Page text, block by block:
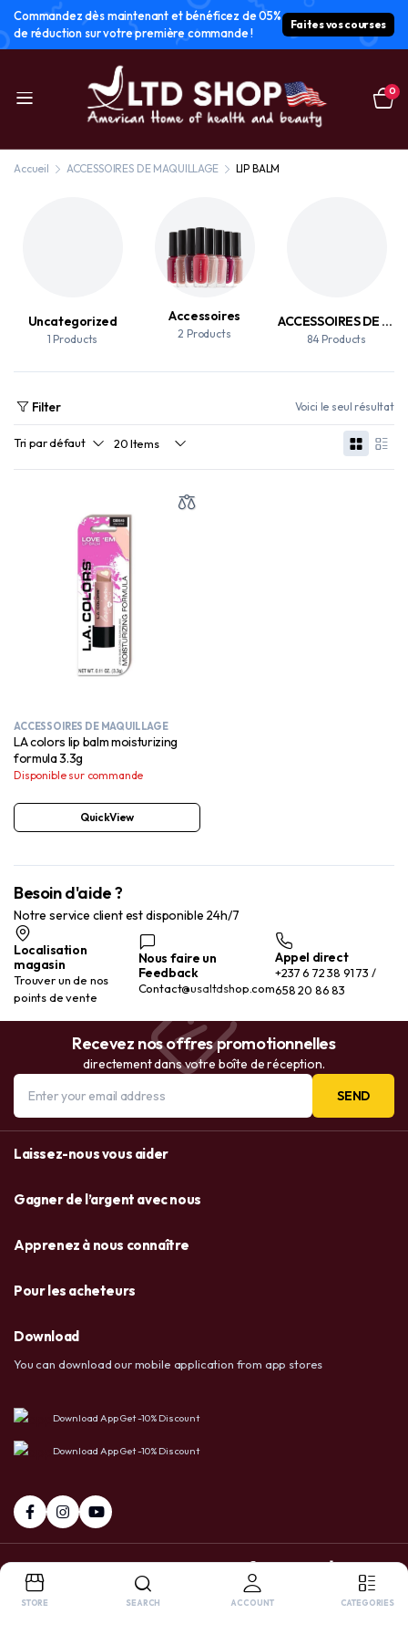
Commandez dès maintenant et bénéficez de 05%
de réduction sur votre première commande !
Faites vos courses
0
Accueil ACCESSOIRES DE MAQUILLAGE LIP BALM
Uncategorized
1 Products
Accessoires
2 Products
ACCESSOIRES DE MAQUILLAGE
84 Products
Filter Voici le seul résultat
ACCESSOIRES DE MAQUILLAGE
LA colors lip balm moisturizing
formula 3.3g
Disponible sur commande
QuickView
Besoin d'aide ?
Notre service client est disponible 24h/7
Localisation
magasin
Trouver un de nos
points de vente
Nous faire un
Feedback
Contact@usaltdshop.com
Appel direct
+237 6 72 38 91 73 /
658 20 86 83
Recevez nos offres promotionnelles
directement dans votre boîte de réception.
SEND
Laissez-nous vous aider
Gagner de l’argent avec nous
Apprenez à nous connaître
Pour les acheteurs
Download
You can download our mobile application from app stores
Download App Get -10% Discount
Download App Get -10% Discount
Whatsapp
STORE SEARCH ACCOUNT CATEGORIES